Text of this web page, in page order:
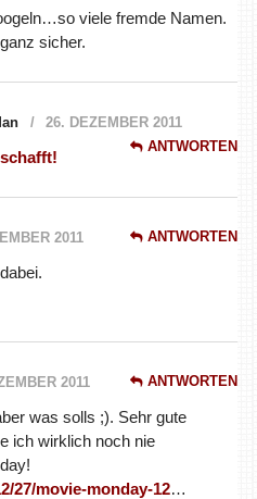
viele fremde Namen.
sicher.
26. DEZEMBER 2011
ANTWORTEN
2011 ANTWORTEN
2011 ANTWORTEN
was solls ;). Sehr gute
ich wirklich noch nie
27/movie-monday-12…